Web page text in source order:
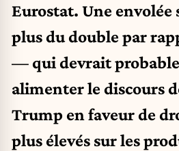
Eurostat. Une
plus du double par
— qui devrait
alimenter le discours
Trump en faveur de
plus élevés sur les